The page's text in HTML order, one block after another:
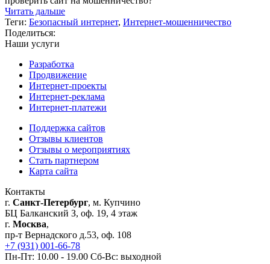
Читать дальше
Теги: Безопасный интернет, Интернет-мошенничество
Поделиться:
Наши услуги
Разработка
Продвижение
Интернет-проекты
Интернет-реклама
Интернет-платежи
Поддержка сайтов
Отзывы клиентов
Отзывы о мероприятиях
Стать партнером
Карта сайта
Контакты
г. Санкт-Петербург, м. Купчино
БЦ Балканский З, оф. 19, 4 этаж
г. Москва,
пр-т Вернадского д.53, оф. 108
+7 (931) 001-66-78
Пн-Пт: 10.00 - 19.00 Сб-Вс: выходной